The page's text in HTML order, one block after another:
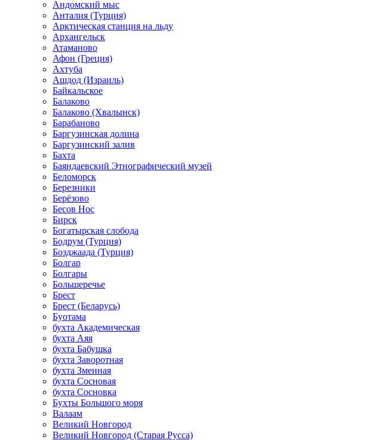
Андомский мыс
Анталия (Турция)
Арктическая станция на льду
Архангельск
Атаманово
Афон (Греция)
Ахтуба
Ашдод (Израиль)
Байкальское
Балаково
Балаково (Хвалынск)
Барабаново
Баргузинская долина
Баргузинский залив
Бахта
Баяндаевский Этнографический музей
Беломорск
Березники
Берёзово
Бесов Нос
Бирск
Богатырская слобода
Бодрум (Турция)
Бозджаада (Турция)
Болгар
Болгары
Большеречье
Брест
Брест (Беларусь)
Буотама
бухта Академическая
бухта Аяя
бухта Бабушка
бухта Заворотная
бухта Змеиная
бухта Сосновая
бухта Сосновка
Бухты Большого моря
Валаам
Великий Новгород
Великий Новгород (Старая Русса)